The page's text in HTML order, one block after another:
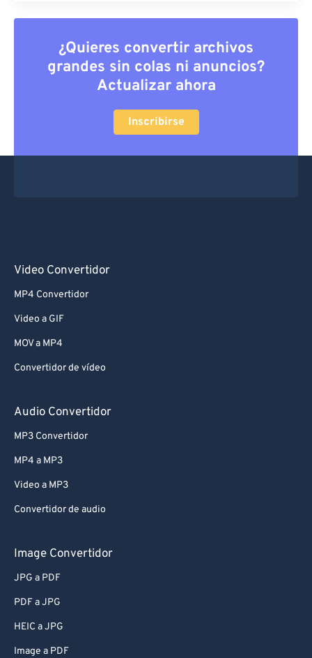
¿Quieres convertir archivos
grandes sin colas ni anuncios?
Actualizar ahora
Inscribirse
Video Convertidor
MP4 Convertidor
Video a GIF
MOV a MP4
Convertidor de vídeo
Audio Convertidor
MP3 Convertidor
MP4 a MP3
Video a MP3
Convertidor de audio
Image Convertidor
JPG a PDF
PDF a JPG
HEIC a JPG
Image a PDF